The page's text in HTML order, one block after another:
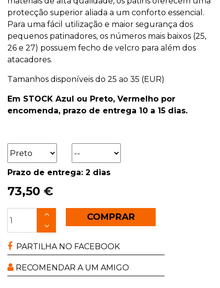
protecção superior aliada a um conforto essencial.
Para uma fácil utilização e maior segurança dos
pequenos patinadores, os números mais baixos (25,
26 e 27) possuem fecho de velcro para além dos
atacadores.
Tamanhos disponíveis do 25 ao 35 (EUR)
Em STOCK Azul ou Preto, Vermelho por
encomenda, prazo de entrega 10 a 15 dias.
Prazo de entrega: 2 dias
73,50 €
COMPRAR
PARTILHA NO FACEBOOK
RECOMENDAR A UM AMIGO